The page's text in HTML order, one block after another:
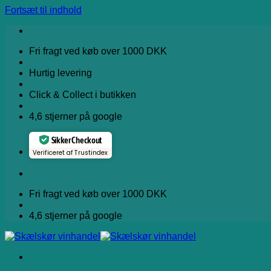
Fortsæt til indhold
Fri fragt ved køb over 1000 DKK
Hurtig levering
Click & Collect i butikken
4,6 stjerner på google
Sikker Checkout
Verificeret af Trustindex
Fri fragt ved køb over 1000 DKK
4,6 stjerner på google